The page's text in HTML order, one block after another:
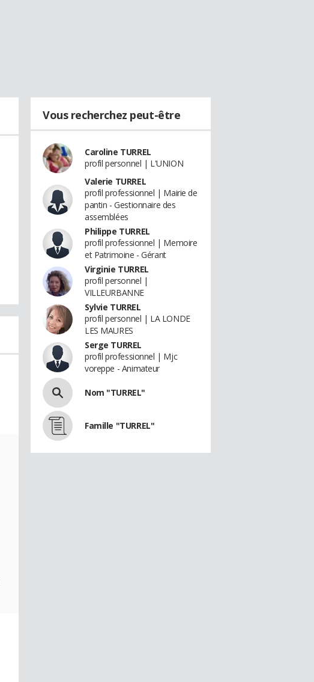
Vous recherchez peut-être
Caroline TURREL
profil personnel | L'UNION
Valerie TURREL
profil professionnel | Mairie de
pantin - Gestionnaire des
assemblées
Philippe TURREL
profil professionnel | Memoire
et Patrimoine - Gérant
Virginie TURREL
profil personnel |
VILLEURBANNE
Sylvie TURREL
profil personnel | LA LONDE
LES MAURES
Serge TURREL
profil professionnel | Mjc
voreppe - Animateur
Nom "TURREL"
Famille "TURREL"